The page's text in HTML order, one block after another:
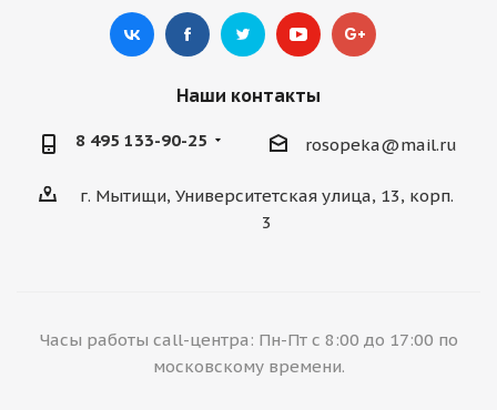
Наши контакты
8 495 133-90-25 rosopeka@mail.ru
г. Мытищи, Университетская улица, 13, корп.
3
Часы работы call-центра: Пн-Пт с 8:00 до 17:00 по
московскому времени.